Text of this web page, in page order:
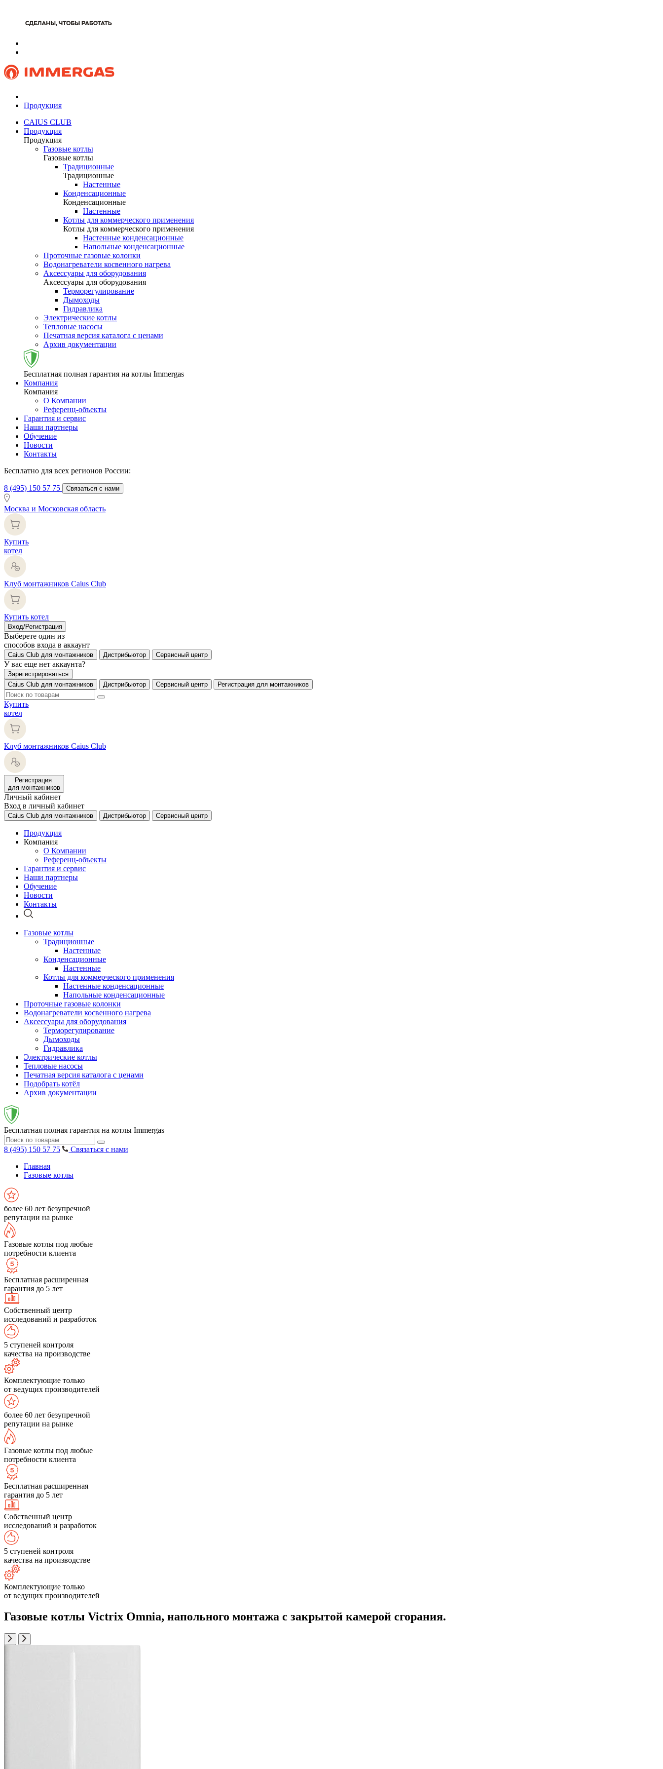
Продукция
CAIUS CLUB
Продукция
Продукция
Газовые котлы
Газовые котлы
Традиционные
Традиционные
Настенные
Конденсационные
Конденсационные
Настенные
Котлы для коммерческого применения
Котлы для коммерческого применения
Настенные конденсационные
Напольные конденсационные
Проточные газовые колонки
Водонагреватели косвенного нагрева
Аксессуары для оборудования
Аксессуары для оборудования
Терморегулирование
Дымоходы
Гидравлика
Электрические котлы
Тепловые насосы
Печатная версия каталога с ценами
Архив документации
Бесплатная полная гарантия на котлы Immergas
Компания
Компания
О Компании
Референц-объекты
Гарантия и сервис
Наши партнеры
Обучение
Новости
Контакты
Бесплатно для всех регионов России:
8 (495) 150 57 75 Связаться с нами
Москва и Московская область
Купить
котел
Клуб монтажников Caius Club
Купить котел
Вход/Регистрация
Выберете один из
способов входа в аккаунт
Caius Club для монтажников Дистрибьютор Сервисный центр
У вас еще нет аккаунта?
Зарегистрироваться
Caius Club для монтажников
Дистрибьютор Сервисный центр Регистрация для монтажников
Купить
котел
Клуб монтажников Caius Club
Регистрация
для монтажников
Личный кабинет
Вход в личный кабинет
Caius Club для монтажников Дистрибьютор Сервисный центр
Продукция
Компания
О Компании
Референц-объекты
Гарантия и сервис
Наши партнеры
Обучение
Новости
Контакты
Газовые котлы
Традиционные
Настенные
Конденсационные
Настенные
Котлы для коммерческого применения
Настенные конденсационные
Напольные конденсационные
Проточные газовые колонки
Водонагреватели косвенного нагрева
Аксессуары для оборудования
Терморегулирование
Дымоходы
Гидравлика
Электрические котлы
Тепловые насосы
Печатная версия каталога с ценами
Подобрать котёл
Архив документации
Бесплатная полная гарантия на котлы Immergas
8 (495) 150 57 75
Связаться с нами
Главная
Газовые котлы
более 60 лет безупречной
репутации на рынке
Газовые котлы под любые
потребности клиента
Бесплатная расширенная
гарантия до 5 лет
Собственный центр
исследований и разработок
5 ступеней контроля
качества на производстве
Комплектующие только
от ведущих производителей
более 60 лет безупречной
репутации на рынке
Газовые котлы под любые
потребности клиента
Бесплатная расширенная
гарантия до 5 лет
Собственный центр
исследований и разработок
5 ступеней контроля
качества на производстве
Комплектующие только
от ведущих производителей
Газовые котлы Victrix Omnia, напольного монтажа с закрытой камерой сгорания.